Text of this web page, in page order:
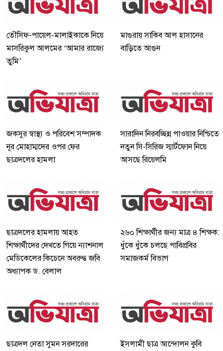
তৌসিফ-পায়েল-মালাইকাকে নিয়ে
মাসরিকুল আলমের ‘আমার রাজ্যে
তুমি’
মাগুরায় সাকিব আল হাসানের
বাড়িতে আগুন
জকসুর স্বাস্থ্য ও পরিবেশ সম্পাদক
নূর মোহাম্মদের ওপর ফের
ছাত্রদলের হামলা
সারাদিন নিরবচ্ছিন্ন পাওয়ার নিশ্চিতে
নতুন সি-সিরিজ স্মার্টফোন নিয়ে
আসছে রিয়েলমি
ছাত্রদলের হামলায় আহত
শিক্ষার্থীদের দেখতে গিয়ে ন্যাশনাল
মেডিকেলের কিচেনে অবরুদ্ধ জবি
অধ্যাপক ড. বেলাল
২৬০ শিক্ষার্থীর জন্য মাত্র ৪ শিক্ষক:
ধুঁকে ধুঁকে চলছে পাবিপ্রবির
সমাজকর্ম বিভাগ
ছাত্রদল নেতা সুমন সরদারের
ইসলামী ছাত্র আন্দোলন কুবি